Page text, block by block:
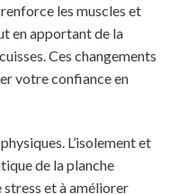
les muscles et
en apportant de la
Ces changements
votre confiance en
L’isolement et
de la planche
et à améliorer